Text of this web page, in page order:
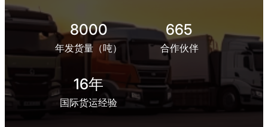
8000
年发货量（吨）
665
合作伙伴
16年
国际货运经验